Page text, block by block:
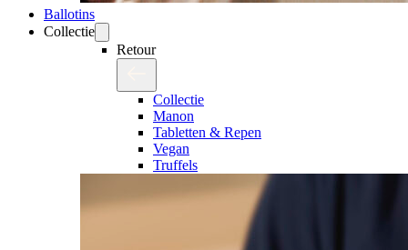
Ballotins
Collectie
Retour
Collectie
Manon
Tabletten & Repen
Vegan
Truffels